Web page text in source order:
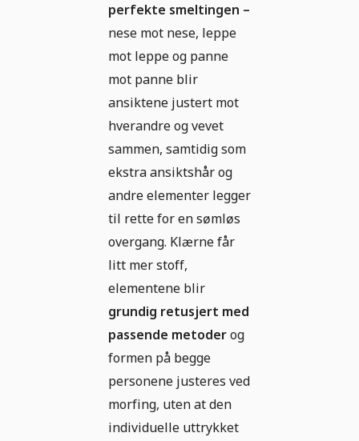
perfekte smeltingen –
nese mot nese, leppe
mot leppe og panne
mot panne blir
ansiktene justert mot
hverandre og vevet
sammen, samtidig som
ekstra ansiktshår og
andre elementer legger
til rette for en sømløs
overgang. Klærne får
litt mer stoff,
elementene blir
grundig retusjert med
passende metoderog
formen på begge
personene justeres ved
morfing, uten at den
individuelle uttrykket